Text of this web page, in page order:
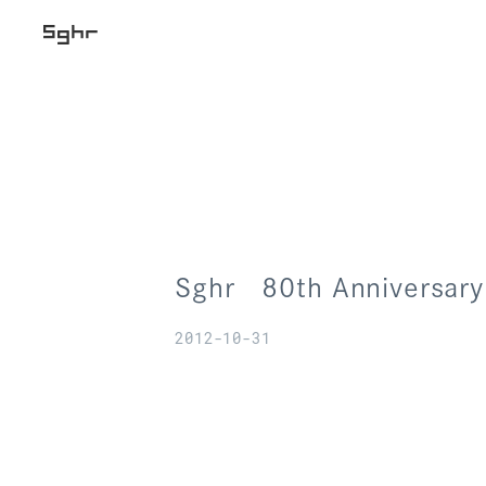
Sghr 80th
2012-10-31